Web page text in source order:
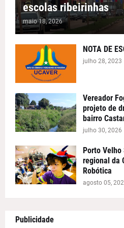
escolas ribeirinhas
maio 18, 2026
NOTA DE
julho 28, 2023
Vereador
projeto de
bairro
julho 30, 2026
Porto Velho
regional da
Robótica
agosto 05,
Publicidade